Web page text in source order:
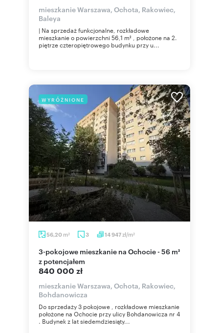
mieszkanie Warszawa, Ochota, Rakowiec,
Baleya
| Na sprzedaż funkcjonalne, rozkładowe
mieszkanie o powierzchni 56,1 m² , położone na 2.
piętrze czteropiętrowego budynku przy u...
WYRÓŻNIONE
56,20 m2 3 14 947zł/m2
3-pokojowe mieszkanie na Ochocie - 56 m²
z potencjałem
840 000 zł
mieszkanie Warszawa, Ochota, Rakowiec,
Bohdanowicza
Do sprzedaży 3 pokojowe , rozkładowe mieszkanie
położone na Ochocie przy ulicy Bohdanowicza nr 4
. Budynek z lat siedemdziesiąty...